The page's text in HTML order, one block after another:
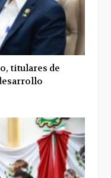
titulares de